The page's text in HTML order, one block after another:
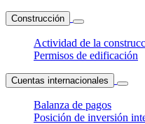
Construcción
Actividad de la
Permisos de edificación
Cuentas internacionales
Balanza de pagos
Posición de inversión